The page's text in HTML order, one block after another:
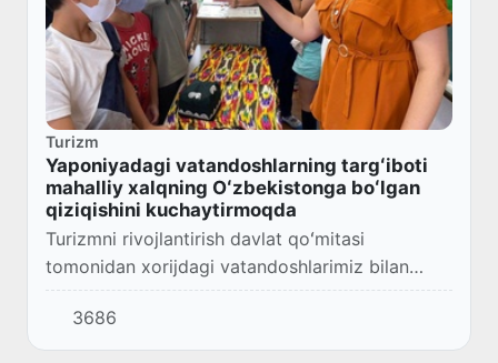
Turizm
Yaponiyadagi vatandoshlarning targʻiboti
mahalliy xalqning Oʻzbekistonga boʻlgan
qiziqishini kuchaytirmoqda
Turizmni rivojlantirish davlat qoʻmitasi
tomonidan xorijdagi vatandoshlarimiz bilan
hamkorlikda Oʻzbekistonning turizm salohiyati,
shu jumladan tarixi, madaniyati va urf-
odatlarini...
3686